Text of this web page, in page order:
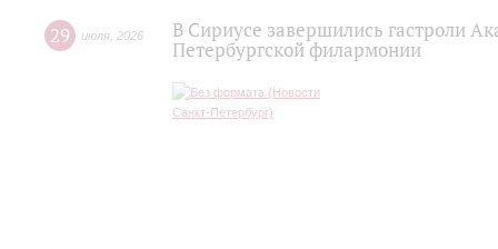
29 июля 2026
В Сириусе завершились гастроли
Петербургской филармонии